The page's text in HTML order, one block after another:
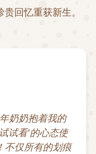
回忆重获新生。
奶奶抱着我的
试看'的心态使
不仅所有的划痕